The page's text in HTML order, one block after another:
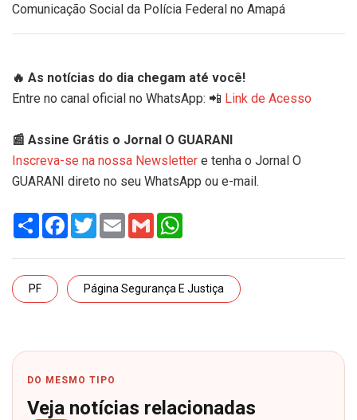
Comunicação Social da Polícia Federal no Amapá
🔥 As notícias do dia chegam até você!
Entre no canal oficial no WhatsApp: 📲 Link de Acesso
📰 Assine Grátis o Jornal O GUARANI
Inscreva-se na nossa Newsletter e tenha o Jornal O
GUARANI direto no seu WhatsApp ou e-mail.
Share Facebook
TwitterEmail Gmail
PF Página Segurança E Justiça
DO MESMO TIPO
Veja notícias relacionadas